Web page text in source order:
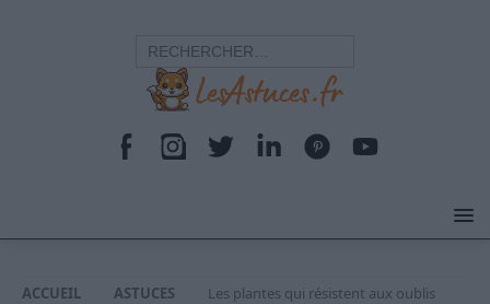
ACCUEIL ASTUCES
Les plantes qui résistent aux oublis